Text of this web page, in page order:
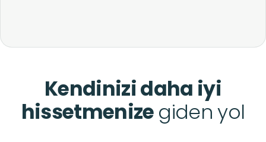
Kendinizi daha iyi
hissetmenizegiden yol